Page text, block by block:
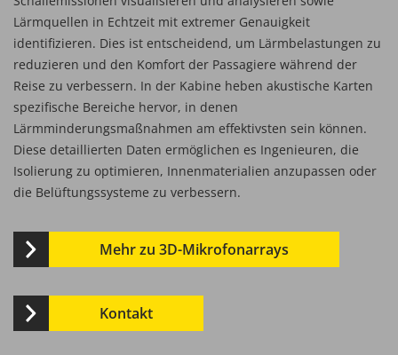
Lärmquellen in Echtzeit mit extremer Genauigkeit
identifizieren. Dies ist entscheidend, um Lärmbelastungen zu
reduzieren und den Komfort der Passagiere während der
Reise zu verbessern. In der Kabine heben akustische Karten
spezifische Bereiche hervor, in denen
Lärmminderungsmaßnahmen am effektivsten sein können.
Diese detaillierten Daten ermöglichen es Ingenieuren, die
Isolierung zu optimieren, Innenmaterialien anzupassen oder
die Belüftungssysteme zu verbessern.
Mehr zu 3D-Mikrofonarrays
Kontakt